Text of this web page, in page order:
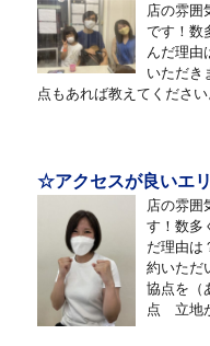
店の雰囲
です！数
んだ理由
いただき
点もあれば教えてくださ
☆アクセスが良いエ
店の雰囲
す！数多
だ理由は
約いただ
協点を（
点 立地